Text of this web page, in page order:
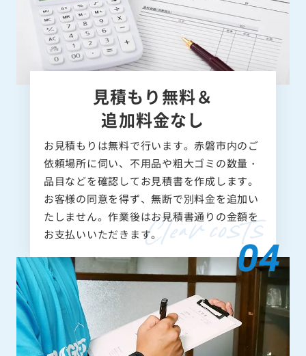
見積もり無料＆
追加料金なし
お見積もりは無料で行います。赤磐市内のご
依頼場所に伺い、不用品や粗大ゴミの数量・
品目などを確認してお見積書を作成します。
お客様の同意を得ず、無断で別料金を追加い
たしません。作業後はお見積書通りの金額を
お支払いいただきます。